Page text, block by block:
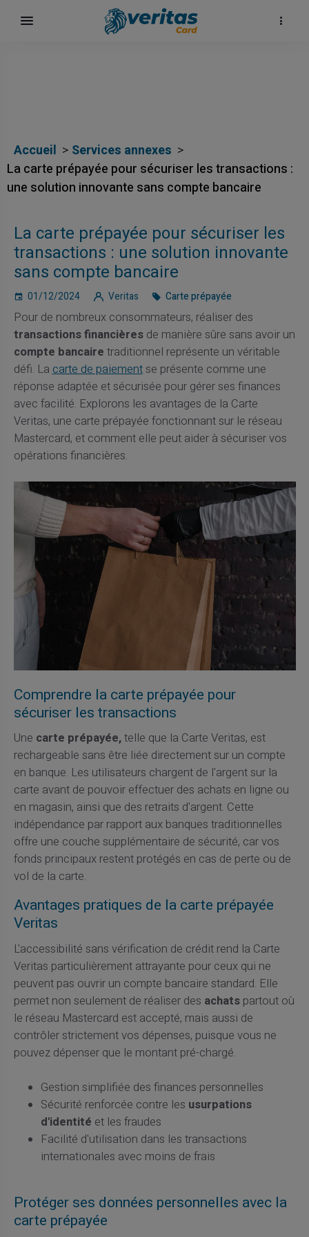
Accueil
Services annexes
La carte prépayée pour sécuriser les transactions :
une solution innovante sans compte bancaire
La carte prépayée pour sécuriser les
transactions : une solution innovante
sans compte bancaire
01/12/2024 Veritas Carte prépayée
Pour de nombreux consommateurs, réaliser des
transactions financièresde manière sûre sans avoir un
compte bancaire traditionnel représente un véritable
défi. Lacarte de paiementse présente comme une
réponse adaptée et sécurisée pour gérer ses finances
avec facilité. Explorons les avantages de la Carte
Veritas, une carte prépayée fonctionnant sur le réseau
Mastercard, et comment elle peut aider à sécuriser vos
opérations financières.
Comprendre la carte prépayée pour
sécuriser les transactions
Une carte prépayée,telle que la Carte Veritas, est
rechargeable sans être liée directement sur un compte
en banque. Les utilisateurs chargent de l'argent sur la
carte avant de pouvoir effectuer des achats en ligne ou
en magasin, ainsi que des retraits d'argent. Cette
indépendance par rapport aux banques traditionnelles
offre une couche supplémentaire de sécurité, car vos
fonds principaux restent protégés en cas de perte ou de
vol de la carte.
Avantages pratiques de la carte prépayée
Veritas
L'accessibilité sans vérification de crédit rend la Carte
Veritas particulièrement attrayante pour ceux qui ne
peuvent pas ouvrir un compte bancaire standard. Elle
permet non seulement de réaliser des achatspartout où
le réseau Mastercard est accepté, mais aussi de
contrôler strictement vos dépenses, puisque vous ne
pouvez dépenser que le montant pré-chargé.
Gestion simplifiée des finances personnelles
Sécurité renforcée contre les usurpations
d'identité et les fraudes
Facilité d'utilisation dans les transactions
internationales avec moins de frais
Protéger ses données personnelles avec la
carte prépayée